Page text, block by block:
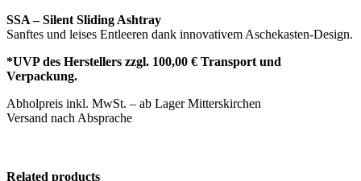
SSA – Silent Sliding Ashtray
Sanftes und leises Entleeren dank innovativem Aschekasten-Design.
*UVP des Herstellers zzgl. 100,00 € Transport und
Verpackung.
Abholpreis inkl. MwSt. – ab Lager Mitterskirchen
Versand nach Absprache
Related products